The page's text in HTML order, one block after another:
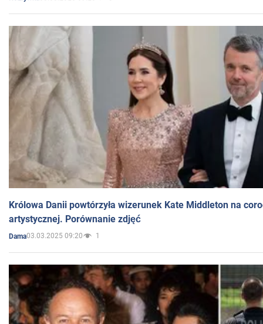
Królowa Danii powtórzyła wizerunek Kate Middleton na
artystycznej. Porównanie zdjęć
Dama03.03.2025 09:20 1